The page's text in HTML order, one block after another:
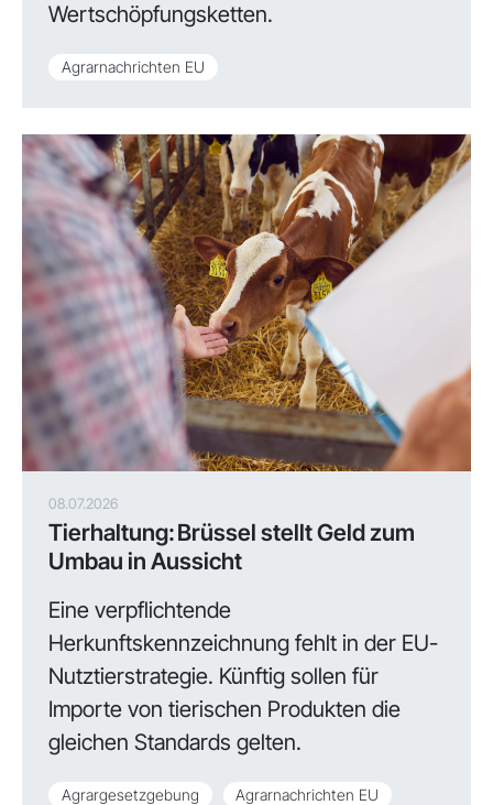
Wertschöpfungsketten.
Agrarnachrichten EU
08.07.2026
Tierhaltung: Brüssel stellt Geld zum
Umbau in Aussicht
Eine verpflichtende
Herkunftskennzeichnung fehlt in der EU-
Nutztierstrategie. Künftig sollen für
Importe von tierischen Produkten die
gleichen Standards gelten.
Agrargesetzgebung
Agrarnachrichten EU